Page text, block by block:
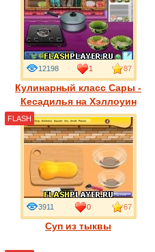
Кулинарный класс Сары -
Кесадилья на Хэллоуин
12198 1 87
Суп из тыквы
3911 0 67
FLASH